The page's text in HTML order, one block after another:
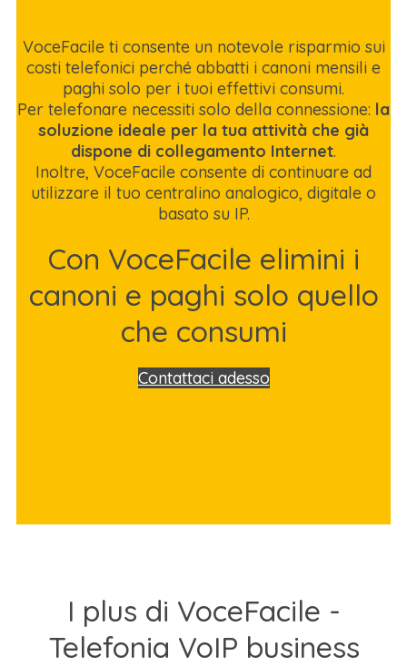
VoceFacile ti consente un notevole risparmio sui
costi telefonici perché abbatti i canoni mensili e
paghi solo per i tuoi effettivi consumi.
Per telefonare necessiti solo della connessione: la
soluzione ideale per la tua attività che già
dispone di collegamento Internet.
Inoltre, VoceFacile consente di continuare ad
utilizzare il tuo centralino analogico, digitale o
basato su IP.
Con VoceFacile elimini i
canoni e paghi solo quello
che consumi
Contattaci adesso
I plus di VoceFacile -
Telefonia VoIP business